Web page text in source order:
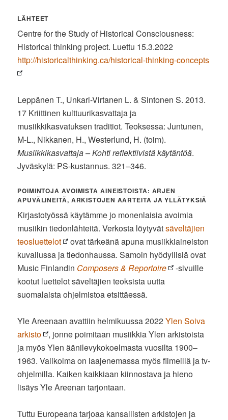
LÄHTEET
Centre for the Study of Historical Consciousness:
Historical thinking project. Luettu 15.3.2022
http://historicalthinking.ca/historical-thinking-concepts
Leppänen T., Unkari-Virtanen L. & Sintonen S. 2013.
17 Kriittinen kulttuurikasvattaja ja
musiikkikasvatuksen traditiot. Teoksessa: Juntunen,
M-L., Nikkanen, H., Westerlund, H. (toim).
Musiikkikasvattaja – Kohti reflektiivistä käytäntöä.
Jyväskylä: PS-kustannus. 321–346.
POIMINTOJA AVOIMISTA AINEISTOISTA: ARJEN
APUVÄLINEITÄ, ARKISTOJEN AARTEITA JA YLLÄTYKSIÄ
Kirjastotyössä käytämme jo monenlaisia avoimia
musiikin tiedonlähteitä. Verkosta löytyvätsäveltäjien
teosluettelot
ovat tärkeänä apuna musiikkiaineiston
kuvailussa ja tiedonhaussa. Samoin hyödyllisiä ovat
Music Finlandin Composers & Reportoire
-sivuille
kootut luettelot säveltäjien teoksista uutta
suomalaista ohjelmistoa etsittäessä.
Yle Areenaan avattiin helmikuussa 2022Ylen Soiva
arkisto
, jonne poimitaan musiikkia Ylen arkistoista
ja myös Ylen äänilevykokoelmasta vuosilta 1900–
1963. Valikoima on laajenemassa myös filmeillä ja tv-
ohjelmilla. Kaiken kaikkiaan kiinnostava ja hieno
lisäys Yle Areenan tarjontaan.
Tuttu Europeana tarjoaa kansallisten arkistojen ja